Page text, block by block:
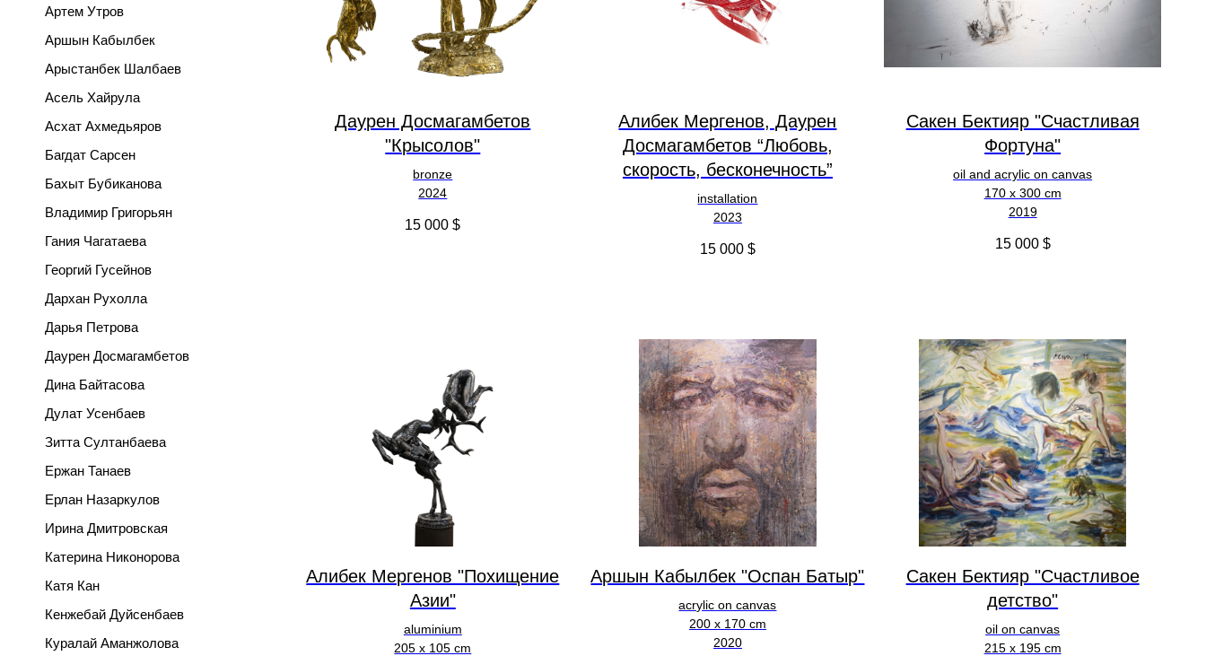
Артем Утров
Аршын Кабылбек
Арыстанбек Шалбаев
Асель Хайрула
Асхат Ахмедьяров
Багдат Сарсен
Бахыт Бубиканова
Владимир Григорьян
Гания Чагатаева
Георгий Гусейнов
Дархан Рухолла
Дарья Петрова
Даурен Досмагамбетов
Дина Байтасова
Дулат Усенбаев
Зитта Султанбаева
Ержан Танаев
Ерлан Назаркулов
Ирина Дмитровская
Катерина Никонорова
Катя Кан
Кенжебай Дуйсенбаев
Куралай Аманжолова
Даурен Досмагамбетов
"Крысолов"
bronze
2024
15 000 $
Алибек Мергенов, Даурен
Досмагамбетов “Любовь,
скорость, бесконечность”
installation
2023
15 000 $
Сакен Бектияр "Счастливая
Фортуна"
oil and acrylic on canvas
170 x 300 cm
2019
15 000 $
Алибек Мергенов "Похищение
Азии"
aluminium
205 x 105 cm
Аршын Кабылбек "Оспан Батыр"
acrylic on canvas
200 x 170 cm
2020
Сакен Бектияр "Счастливое
детство"
oil on canvas
215 x 195 cm